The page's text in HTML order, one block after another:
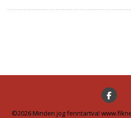
©2026 Minden jog fenntartva!